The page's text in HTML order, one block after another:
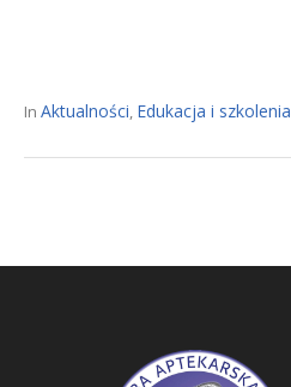
In Aktualności, Edukacja i szkolenia